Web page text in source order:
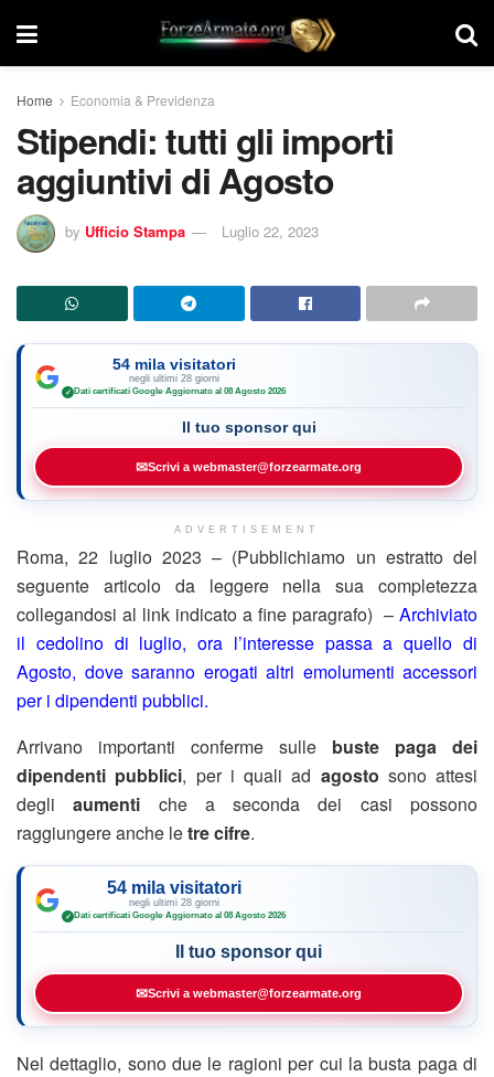
Home Economia & Previdenza
Stipendi: tutti gli importi
aggiuntivi di Agosto
by Ufficio Stampa Luglio 22, 2023
54 mila visitatori
negli ultimi 28 giorni
✓ Dati certificati Google·Aggiornato al 08 Agosto 2026
Il tuo sponsor qui
✉Scrivi a webmaster@forzearmate.org
ADVERTISEMENT
Roma, 22 luglio 2023 – (Pubblichiamo un estratto del
seguente articolo da leggere nella sua completezza
collegandosi al link indicato a fine paragrafo) – Archiviato
il cedolino di luglio, ora l’interesse passa a quello di
Agosto, dove saranno erogati altri emolumenti accessori
per i dipendenti pubblici.
Arrivano importanti conferme sulle buste paga dei
dipendenti pubblici, per i quali ad agosto sono attesi
degliaumenti che a seconda dei casi possono
raggiungere anche letre cifre.
54 mila visitatori
negli ultimi 28 giorni
✓ Dati certificati Google·Aggiornato al 08 Agosto 2026
Il tuo sponsor qui
✉Scrivi a webmaster@forzearmate.org
Nel dettaglio, sono due le ragioni per cui la busta paga di